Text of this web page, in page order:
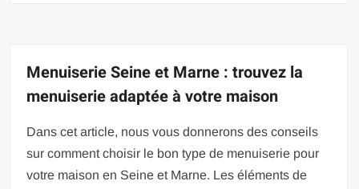
Menuiserie Seine et Marne : trouvez la
menuiserie adaptée à votre maison
Dans cet article, nous vous donnerons des conseils
sur comment choisir le bon type de menuiserie pour
votre maison en Seine et Marne. Les éléments de